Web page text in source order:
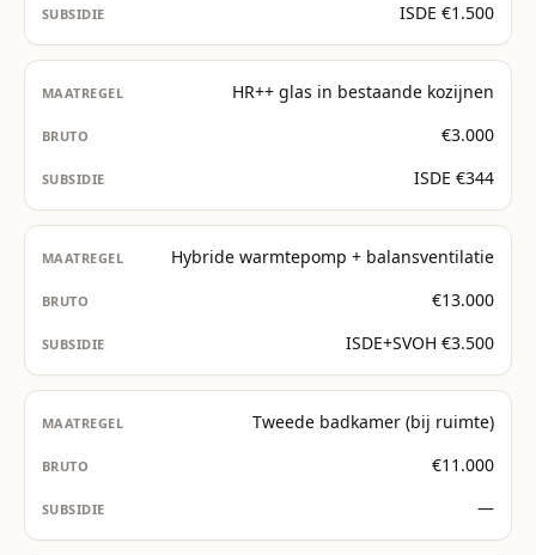
ISDE €1.500
HR++ glas in bestaande kozijnen
€3.000
ISDE €344
Hybride warmtepomp + balansventilatie
€13.000
ISDE+SVOH €3.500
Tweede badkamer (bij ruimte)
€11.000
—